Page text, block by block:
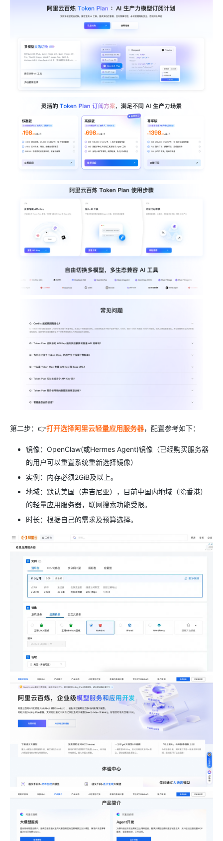
第二步：👉打开选择阿里云轻量应用服务器，配置参考如下：
镜像：OpenClaw(或Hermes Agent)镜像（已经购买服务器
的用户可以重置系统重新选择镜像）
实例：内存必须2GiB及以上。
地域：默认美国（弗吉尼亚），目前中国内地域（除香港）
的轻量应用服务器，联网搜索功能受限。
时长：根据自己的需求及预算选择。